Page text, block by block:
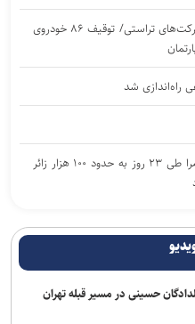
تهاتر ۱۶۷۳ میلیارد تومان از اموال شرکت‌های تراستی/ توقیف ۸۶ خودروی
راه‌اندازی شد
موکب «سلام یا مهدی (عج)» در سامرا طی ۲۳ روز به حدود ۱۰۰ هزار زائر
می‌زند
حسینی در مسیر قبله تهران